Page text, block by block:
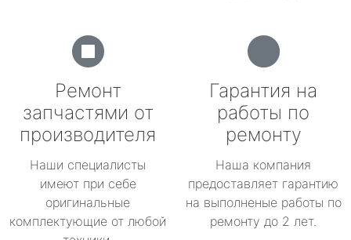
Ремонт
запчастями от
производителя
Наши специалисты
имеют при себе
оригинальные
комплектующие от любой
Гарантия на
работы по
ремонту
Наша компания
предоставляет гарантию
на выполненые работы по
ремонту до 2 лет.